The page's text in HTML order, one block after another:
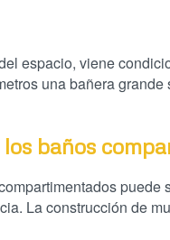
espacio, viene
una bañera
baños
La construcción de